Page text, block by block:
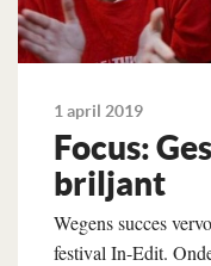
1 april 2019
Focus:
briljant
Wegens succes
festival In-Edit.